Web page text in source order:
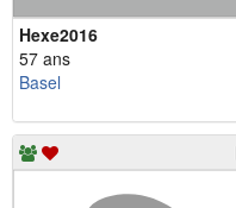
Hexe2016
57 ans
Basel